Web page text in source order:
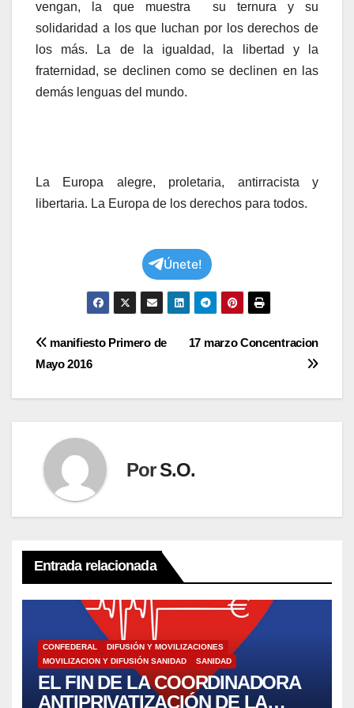
vengan, la que muestra su ternura y su
solidaridad a los que luchan por los derechos de
los más. La de la igualdad, la libertad y la
fraternidad, se declinen como se declinen en las
demás lenguas del mundo.
La Europa alegre, proletaria, antirracista y
libertaria. La Europa de los derechos para todos.
Únete!
Navegación
de
17 marzo Concentracion
manifiesto Primero de
Mayo 2016
PorS.O.
Entrada relacionada
CONFEDERAL
DIFUSIÓN Y MOVILIZACIONES
MOVILIZACION Y DIFUSIÓN SANIDAD
SANIDAD
EL FIN DE LA COORDINADORA
ANTIPRIVATIZACIÓN DE LA